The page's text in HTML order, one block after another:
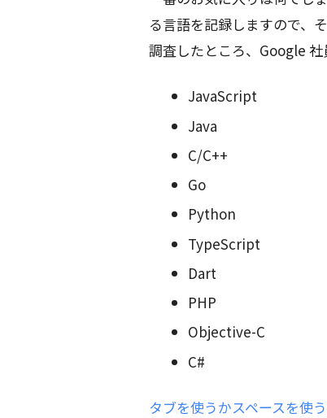
る言語を記録しますので、
調査したところ、Google 社
JavaScript
Java
C/C++
Go
Python
TypeScript
Dart
PHP
Objective-C
C#
タブを使うかスペースを使